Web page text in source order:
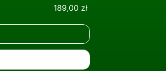
189,00 złCena